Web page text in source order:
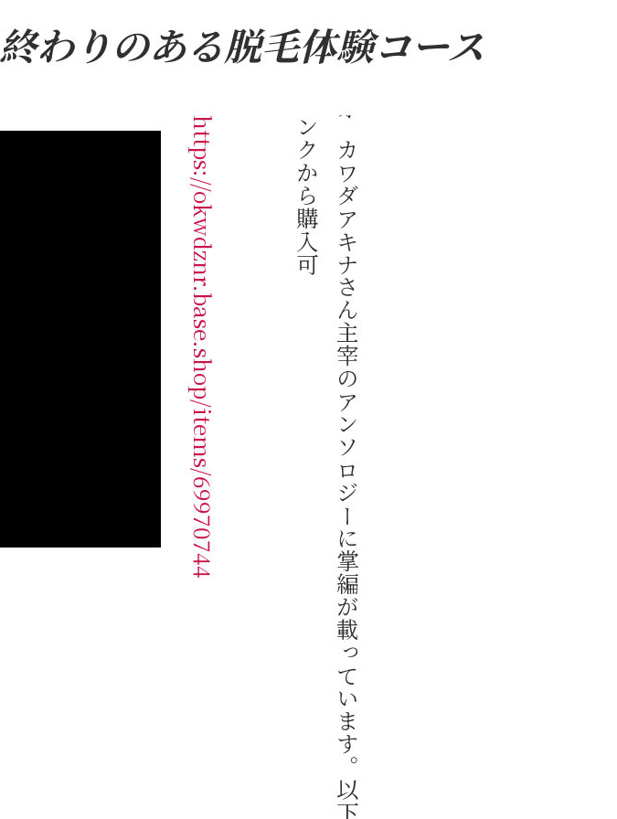
終わりのある脱毛体験コース
オ
カ
ワ
ダ
ア
キ
ナ
さ
ん
主
宰
の
ア
ン
ソ
ロ
ジ
ー
に
掌
編
が
載
っ
て
い
ま
す
。
以
下
リ
ン
ク
か
ら
購
入
可
https://okwdznr.base.shop/items/69970744